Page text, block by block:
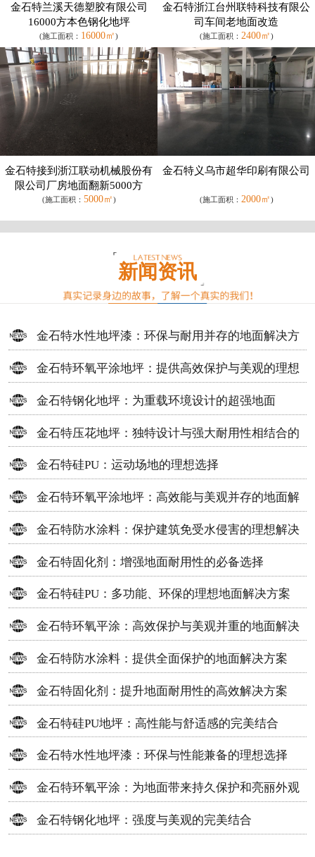
金石特兰溪天德塑胶有限公司
16000方本色钢化地坪
(施工面积： 16000㎡)
金石特浙江台州联特科技有限公
司车间老地面改造
(施工面积： 2400㎡)
金石特接到浙江联动机械股份有
限公司厂房地面翻新5000方
(施工面积： 5000㎡)
金石特义乌市超华印刷有限公司
(施工面积： 2000㎡)
新闻资讯
金石特水性地坪漆：环保与耐用并存的地面解决方
案
金石特环氧平涂地坪：提供高效保护与美观的理想
选择
金石特钢化地坪：为重载环境设计的超强地面
金石特压花地坪：独特设计与强大耐用性相结合的
地面材料
金石特硅PU：运动场地的理想选择
金石特环氧平涂地坪：高效能与美观并存的地面解
决方案
金石特防水涂料：保护建筑免受水侵害的理想解决
方案
金石特固化剂：增强地面耐用性的必备选择
金石特硅PU：多功能、环保的理想地面解决方案
金石特环氧平涂：高效保护与美观并重的地面解决
方案
金石特防水涂料：提供全面保护的地面解决方案
金石特固化剂：提升地面耐用性的高效解决方案
金石特硅PU地坪：高性能与舒适感的完美结合
金石特水性地坪漆：环保与性能兼备的理想选择
金石特环氧平涂：为地面带来持久保护和亮丽外观
金石特钢化地坪：强度与美观的完美结合